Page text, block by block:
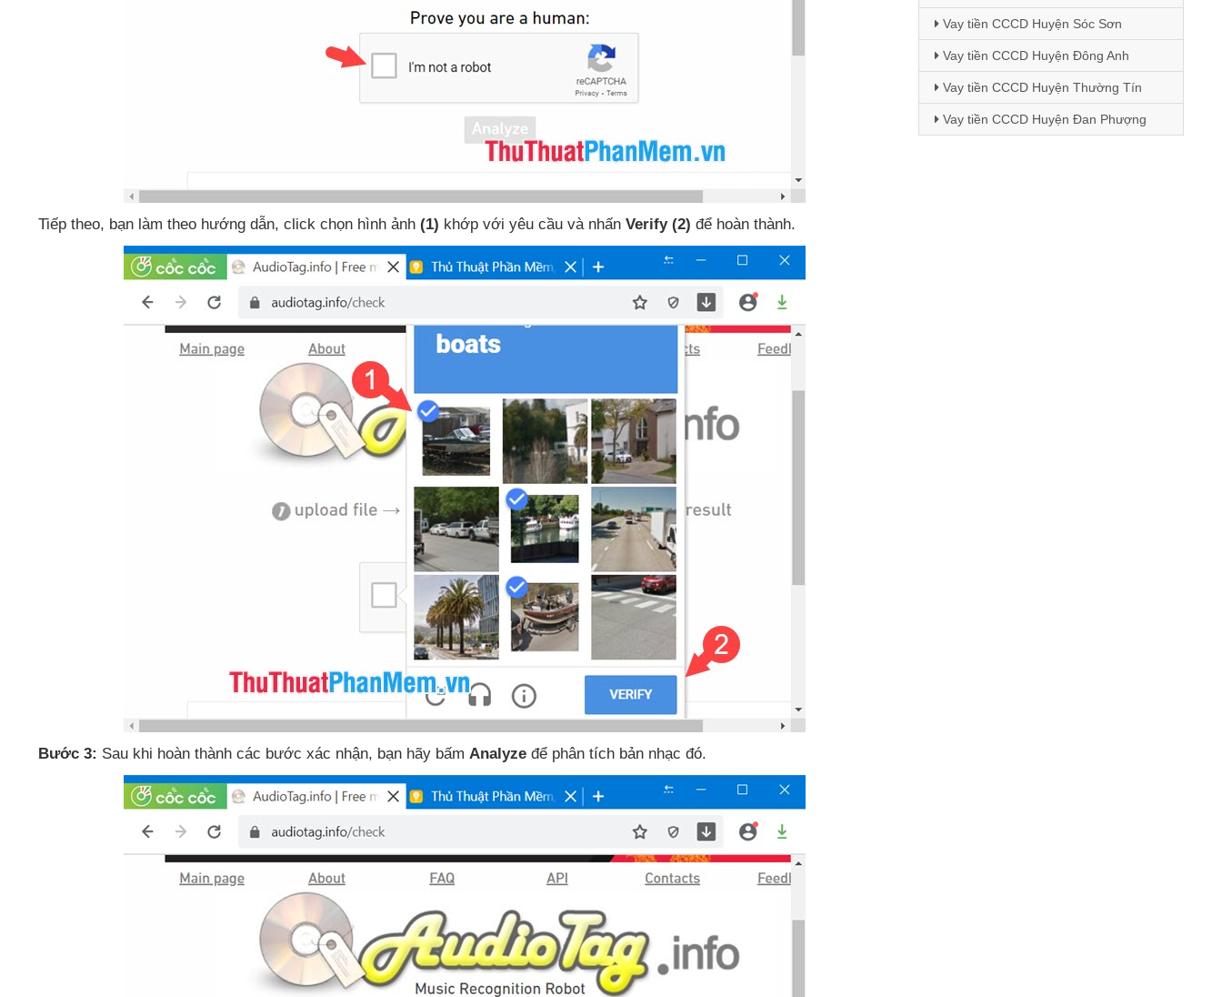
Tiếp theo, bạn làm theo hướng dẫn, click chọn hình ảnh (1) khớp với yêu cầu và nhấn Verify (2) để hoàn thành.
Bước 3: Sau khi hoàn thành các bước xác nhận, bạn hãy bấm Analyze để phân tích bản nhạc đó.
Vay tiền CCCD Huyện Sóc Sơn
Vay tiền CCCD Huyện Đông Anh
Vay tiền CCCD Huyện Thường Tín
Vay tiền CCCD Huyện Đan Phượng